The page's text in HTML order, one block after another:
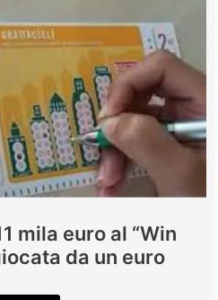
mila euro al “Win
da un euro